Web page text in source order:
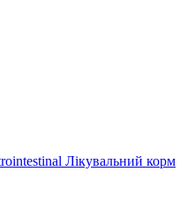
Лікувальний корм